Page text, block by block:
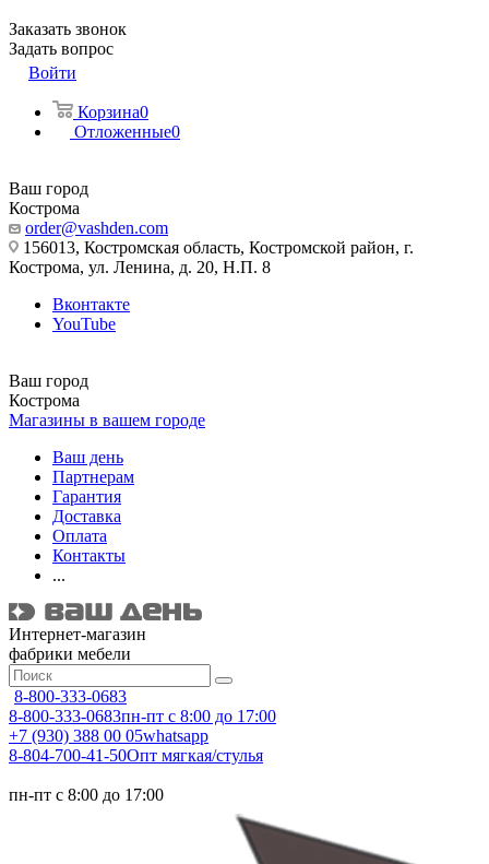
Заказать звонок
Задать вопрос
Войти
Корзина0
Отложенные0
Ваш город
Кострома
order@vashden.com
156013, Костромская область, Костромской район, г.
Кострома, ул. Ленина, д. 20, Н.П. 8
Вконтакте
YouTube
Ваш город
Кострома
Магазины в вашем городе
Ваш день
Партнерам
Гарантия
Доставка
Оплата
Контакты
...
Интернет-магазин
фабрики мебели
8-800-333-0683
8-800-333-0683пн-пт с 8:00 до 17:00
+7 (930) 388 00 05whatsapp
8-804-700-41-50Опт мягкая/стулья
пн-пт с 8:00 до 17:00